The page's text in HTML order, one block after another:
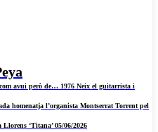
avui però de… 1976 Neix el guitarrista i
homenatja l’organista Montserrat Torrent pel
‘Titana’ 05/06/2026